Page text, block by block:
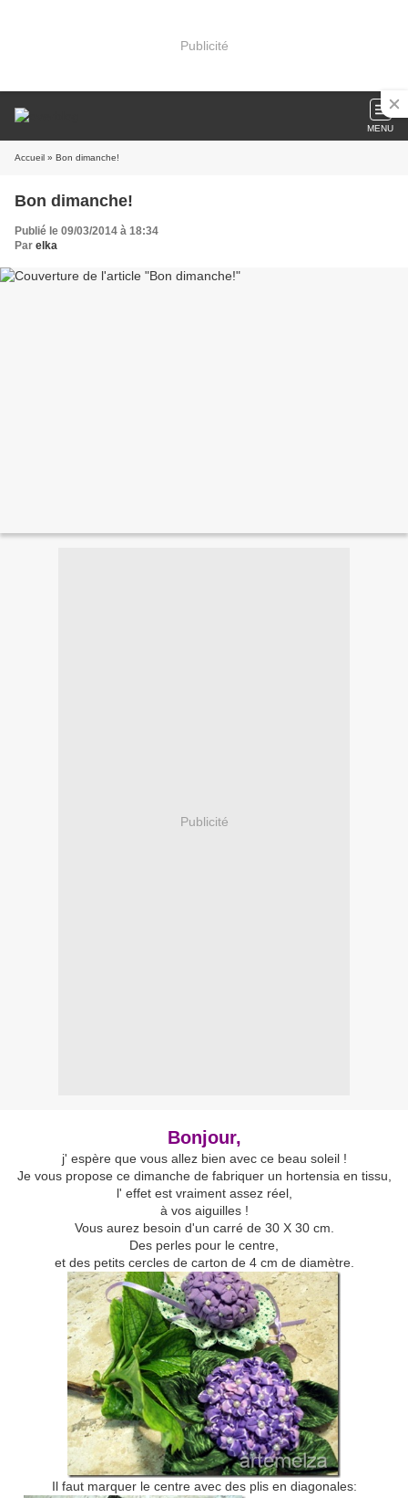
Publicité
MENU
Accueil » Bon dimanche!
Bon dimanche!
Publié le 09/03/2014 à 18:34
Par elka
Publicité
Bonjour,
j' espère que vous allez bien avec ce beau soleil !
Je vous propose ce dimanche de fabriquer un hortensia en tissu,
l' effet est vraiment assez réel,
à vos aiguilles !
Vous aurez besoin d'un carré de 30 X 30 cm.
Des perles pour le centre,
et des petits cercles de carton de 4 cm de diamètre.
Il faut marquer le centre avec des plis en diagonales: